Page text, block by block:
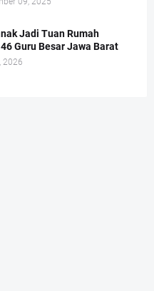
Jadi Tuan Rumah
Guru Besar Jawa Barat
2026